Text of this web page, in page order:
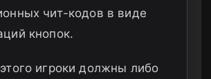
чит-кодов в виде
кнопок.
игроки должны либо